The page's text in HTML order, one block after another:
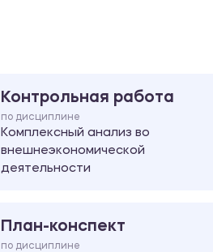
Контрольная работа
по дисциплине
Комплексный анализ во
внешнеэкономической
деятельности
План-конспект
по дисциплине